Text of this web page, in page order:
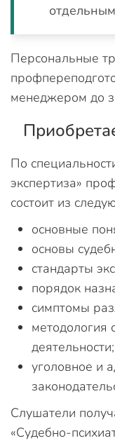
Персональные
менеджером до
По
экспертиза»
состоит из
основные
основы
стандарты
порядок
симптомы
методология
деятельности;
уголовное и
Слушатели
«Судебно-